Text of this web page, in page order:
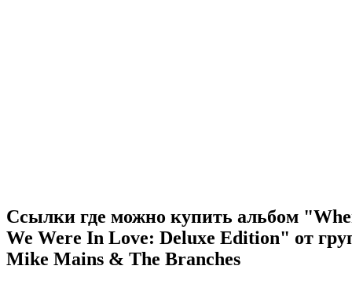
Ссылки где можно купить альбом
We Were In Love: Deluxe Edition" от
Mike Mains & The Branches